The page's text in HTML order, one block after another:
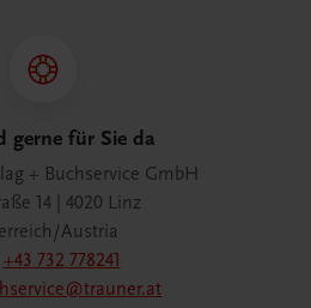
gerne für Sie da
+ Buchservice GmbH
14 | 4020 Linz
Austria
+43 732 778241